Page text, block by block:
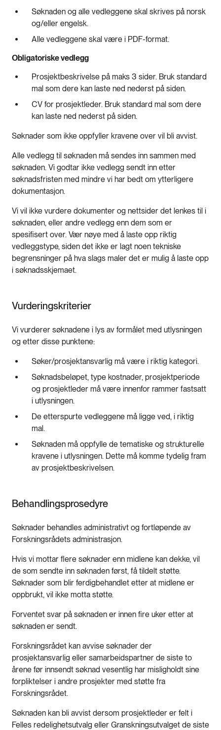
Søknaden og alle vedleggene skal skrives på norsk
og/eller engelsk.
Alle vedleggene skal være i PDF-format.
Obligatoriske vedlegg
Prosjektbeskrivelse på maks 3 sider. Bruk standard
mal som dere kan laste ned nederst på siden.
CV for prosjektleder. Bruk standard mal som dere
kan laste ned nederst på siden.
Søknader som ikke oppfyller kravene over vil bli avvist.
Alle vedlegg til søknaden må sendes inn sammen med
søknaden. Vi godtar ikke vedlegg sendt inn etter
søknadsfristen med mindre vi har bedt om ytterligere
dokumentasjon.
Vi vil ikke vurdere dokumenter og nettsider det lenkes til i
søknaden, eller andre vedlegg enn dem som er
spesifisert over. Vær nøye med å laste opp riktig
vedleggstype, siden det ikke er lagt noen tekniske
begrensninger på hva slags maler det er mulig å laste opp
i søknadsskjemaet.
Vurderingskriterier
Vi vurderer søknadene i lys av formålet med utlysningen
og etter disse punktene:
Søker/prosjektansvarlig må være i riktig kategori.
Søknadsbeløpet, type kostnader, prosjektperiode
og prosjektleder må være innenfor rammer fastsatt
i utlysningen.
De etterspurte vedleggene må ligge ved, i riktig
mal.
Søknaden må oppfylle de tematiske og strukturelle
kravene i utlysningen. Dette må komme tydelig fram
av prosjektbeskrivelsen.
Behandlingsprosedyre
Søknader behandles administrativt og fortløpende av
Forskningsrådets administrasjon.
Hvis vi mottar flere søknader enn midlene kan dekke, vil
de som sendte inn søknaden først, få tildelt støtte.
Søknader som blir ferdigbehandlet etter at midlene er
oppbrukt, vil ikke motta støtte.
Forventet svar på søknaden er innen fire uker etter at
søknaden er sendt.
Forskningsrådet kan avvise søknader der
prosjektansvarlig eller samarbeidspartner de siste to
årene før innsendt søknad vesentlig har misligholdt sine
forpliktelser i andre prosjekter med støtte fra
Forskningsrådet.
Søknaden kan bli avvist dersom prosjektleder er felt i
Felles redelighetsutvalg eller Granskningsutvalget de siste